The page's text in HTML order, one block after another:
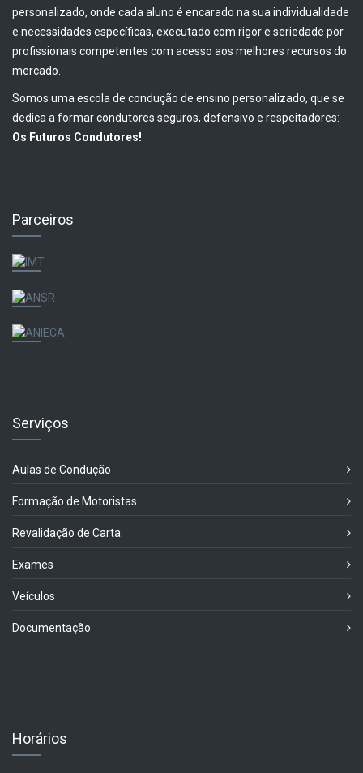
personalizado, onde cada aluno é encarado na sua individualidade
e necessidades específicas, executado com rigor e seriedade por
profissionais competentes com acesso aos melhores recursos do
mercado.
Somos uma escola de condução de ensino personalizado, que se
dedica a formar condutores seguros, defensivo e respeitadores:
Os Futuros Condutores!
Parceiros
Serviços
Aulas de Condução
Formação de Motoristas
Revalidação de Carta
Exames
Veículos
Documentação
Horários